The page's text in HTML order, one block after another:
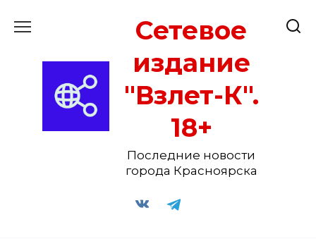
Сетевое
издание
"Взлет-К".
18+
Последние новости
города Красноярска